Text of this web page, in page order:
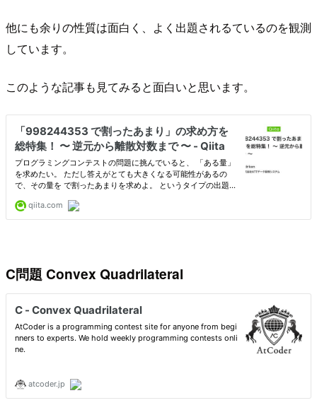
他にも余りの性質は面白く、よく出題されるているのを観測
しています。
このような記事も見てみると面白いと思います。
C問題 Convex Quadrilateral